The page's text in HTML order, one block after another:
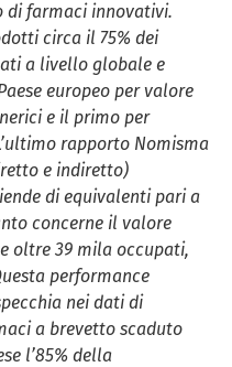
di farmaci innovativi.
circa il 75% dei
a livello globale e
europeo per valore
e il primo per
rapporto Nomisma
e indiretto)
di equivalenti pari a
concerne il valore
oltre 39 mila occupati,
performance
nei dati di
a brevetto scaduto
l’85% della